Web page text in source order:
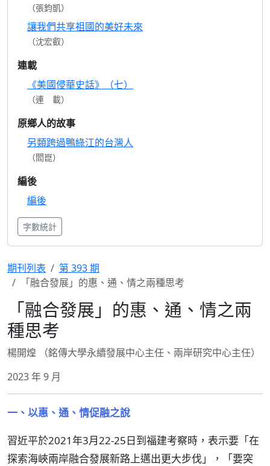
（張鈞凱）
讓我們共享祖國的美好未來
（沈宏叡）
連載
《美國侵華史話》（七）
（連 載）
原鄉人的故事
另類跨過鴨綠江的台灣人
（閻崑）
編後
編後
字數統計
期刊列表
第 393 期
「融合發展」的惠、通、情之兩種思考
「融合發展」的惠、通、情之兩
種思考
楊開煌 （銘傳大學永續發展中心主任、兩岸研究中心主任）
2023 年 9 月
一、以惠、通、情促融之說
習近平於2021年3月22-25日到福建考察時，表示要「在
探索海峽兩岸融合發展新路上邁出更大步伐」，「要突